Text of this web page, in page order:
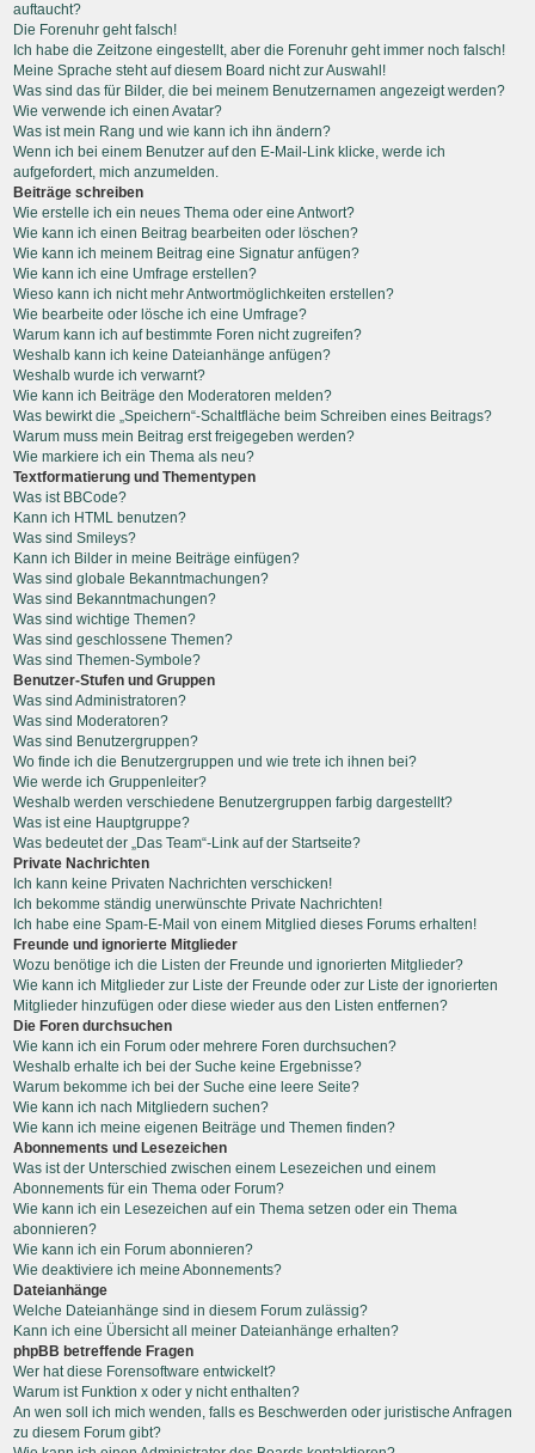
auftaucht?
Die Forenuhr geht falsch!
Ich habe die Zeitzone eingestellt, aber die Forenuhr geht immer noch falsch!
Meine Sprache steht auf diesem Board nicht zur Auswahl!
Was sind das für Bilder, die bei meinem Benutzernamen angezeigt werden?
Wie verwende ich einen Avatar?
Was ist mein Rang und wie kann ich ihn ändern?
Wenn ich bei einem Benutzer auf den E-Mail-Link klicke, werde ich
aufgefordert, mich anzumelden.
Beiträge schreiben
Wie erstelle ich ein neues Thema oder eine Antwort?
Wie kann ich einen Beitrag bearbeiten oder löschen?
Wie kann ich meinem Beitrag eine Signatur anfügen?
Wie kann ich eine Umfrage erstellen?
Wieso kann ich nicht mehr Antwortmöglichkeiten erstellen?
Wie bearbeite oder lösche ich eine Umfrage?
Warum kann ich auf bestimmte Foren nicht zugreifen?
Weshalb kann ich keine Dateianhänge anfügen?
Weshalb wurde ich verwarnt?
Wie kann ich Beiträge den Moderatoren melden?
Was bewirkt die „Speichern“-Schaltfläche beim Schreiben eines Beitrags?
Warum muss mein Beitrag erst freigegeben werden?
Wie markiere ich ein Thema als neu?
Textformatierung und Thementypen
Was ist BBCode?
Kann ich HTML benutzen?
Was sind Smileys?
Kann ich Bilder in meine Beiträge einfügen?
Was sind globale Bekanntmachungen?
Was sind Bekanntmachungen?
Was sind wichtige Themen?
Was sind geschlossene Themen?
Was sind Themen-Symbole?
Benutzer-Stufen und Gruppen
Was sind Administratoren?
Was sind Moderatoren?
Was sind Benutzergruppen?
Wo finde ich die Benutzergruppen und wie trete ich ihnen bei?
Wie werde ich Gruppenleiter?
Weshalb werden verschiedene Benutzergruppen farbig dargestellt?
Was ist eine Hauptgruppe?
Was bedeutet der „Das Team“-Link auf der Startseite?
Private Nachrichten
Ich kann keine Privaten Nachrichten verschicken!
Ich bekomme ständig unerwünschte Private Nachrichten!
Ich habe eine Spam-E-Mail von einem Mitglied dieses Forums erhalten!
Freunde und ignorierte Mitglieder
Wozu benötige ich die Listen der Freunde und ignorierten Mitglieder?
Wie kann ich Mitglieder zur Liste der Freunde oder zur Liste der ignorierten
Mitglieder hinzufügen oder diese wieder aus den Listen entfernen?
Die Foren durchsuchen
Wie kann ich ein Forum oder mehrere Foren durchsuchen?
Weshalb erhalte ich bei der Suche keine Ergebnisse?
Warum bekomme ich bei der Suche eine leere Seite?
Wie kann ich nach Mitgliedern suchen?
Wie kann ich meine eigenen Beiträge und Themen finden?
Abonnements und Lesezeichen
Was ist der Unterschied zwischen einem Lesezeichen und einem
Abonnements für ein Thema oder Forum?
Wie kann ich ein Lesezeichen auf ein Thema setzen oder ein Thema
abonnieren?
Wie kann ich ein Forum abonnieren?
Wie deaktiviere ich meine Abonnements?
Dateianhänge
Welche Dateianhänge sind in diesem Forum zulässig?
Kann ich eine Übersicht all meiner Dateianhänge erhalten?
phpBB betreffende Fragen
Wer hat diese Forensoftware entwickelt?
Warum ist Funktion x oder y nicht enthalten?
An wen soll ich mich wenden, falls es Beschwerden oder juristische Anfragen
zu diesem Forum gibt?